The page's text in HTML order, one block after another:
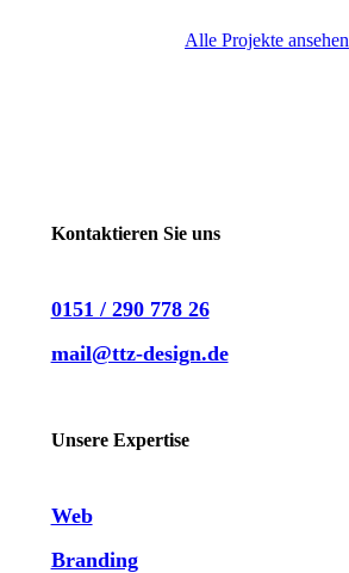
Alle Projekte ansehen
Kontaktieren Sie uns
0151 / 290 778 26
mail@ttz-design.de
Unsere Expertise
Web
Branding